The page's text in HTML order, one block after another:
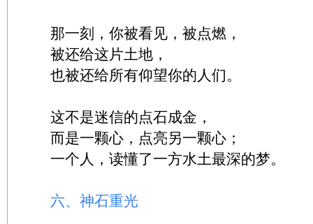
那一刻，你被看见，被点燃，
被还给这片土地，
也被还给所有仰望你的人们。
这不是迷信的点石成金，
而是一颗心，点亮另一颗心；
一个人，读懂了一方水土最深的梦。
六、神石重光